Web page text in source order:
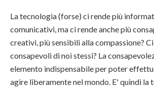
La tecnologia (forse) ci rende più
comunicativi, ma ci rende anche più
creativi, più sensibili alla compassione?
consapevoli di noi stessi? La
elemento indispensabile per poter
agire liberamente nel mondo. E' quindi la